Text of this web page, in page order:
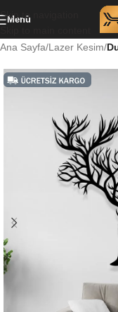
Skip to navigation
Menü
Ana Sayfa Lazer Kesim